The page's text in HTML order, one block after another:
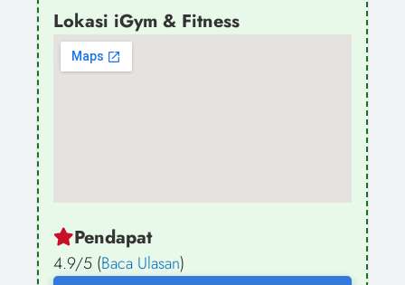
Lokasi iGym & Fitness
Pendapat
4.9/5 (Baca Ulasan)